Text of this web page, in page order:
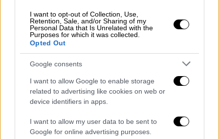
I want to opt-out of Collection, Use,
Retention, Sale, and/or Sharing of my
Personal Data that Is Unrelated with the
Purposes for which it was collected.
Opted Out
Google consents
I want to allow Google to enable storage
related to advertising like cookies on web or
device identifiers in apps.
I want to allow my user data to be sent to
Google for online advertising purposes.
ΑΝΑΓΝΩΣΤΗΣ» 2013 στην κατηγορία
ΛΟΓΟΤΕΧΝΙΚΟ ΒΙΒΛΙΟ ΓΙΑ ΕΦΗΒΟΥΣ
Ιπτάμενες σελίδες - Έπαινος Κυπριακού
Συνδέσμου Παιδικού και Νεανικού
Βιβλίου
Στη διαπασών - Κρατικό βραβείο
παιδικού λογοτεχνικού βιβλίου 2010 -
Βραβείο Περιοδικού «ΔΙΑΒΑΖΩ» 2010
για Παιδικό Λογοτεχνικό Βιβλίου -
Εύφημη Μνεία Γυναικείας Λογοτεχνικής